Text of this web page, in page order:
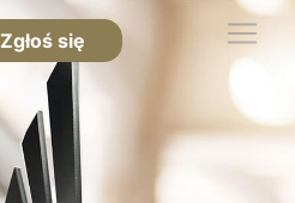
Zgłoś się